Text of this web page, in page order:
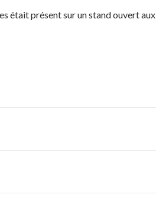
était présent sur un stand ouvert aux